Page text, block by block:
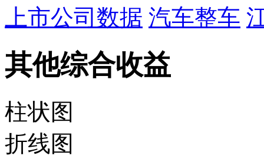
上市公司数据 汽车整车
其他综合收益
柱状图
折线图